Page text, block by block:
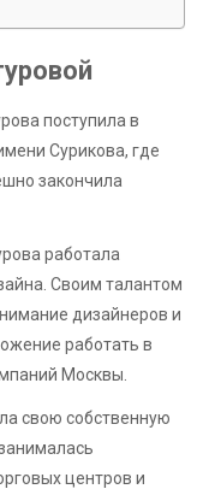
поступила в
Сурикова, где
закончила
работала
Своим талантом
дизайнеров и
работать в
Москвы.
свою собственную
центров и